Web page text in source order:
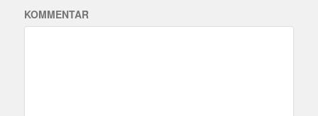
KOMMENTAR